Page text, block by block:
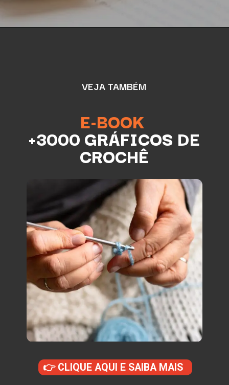
E-BOOK
+3000 GRÁFICOS DE
CROCHÊ
VEJA TAMBÉM
👉 CLIQUE AQUI E SAIBA MAIS